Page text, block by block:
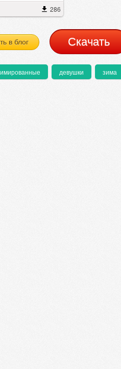
286
в блог Cкачать
девушки зима